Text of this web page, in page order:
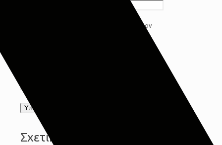
Αποθήκευσε το όνομά μου, email, και τον
προσωπικών δεδομένων
Σχετικά προϊόντα